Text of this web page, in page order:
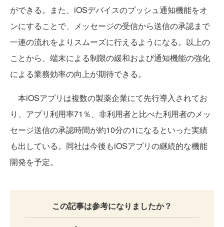
ができる。また、iOSデバイスのプッシュ通知機能をオ
ンにすることで、メッセージの受信から送信の承認まで
一連の流れをよりスムーズに行えるようになる。以上の
ことから、端末による制限の緩和および通知機能の強化
による業務効率の向上が期待できる。
本iOSアプリは複数の製薬企業にて先行導入されてお
り、アプリ利用率71％、非利用者と比べた利用者のメッ
セージ送信の承認時間が約10分の1になるといった実績
も出している。同社は今後もiOSアプリの継続的な機能
開発を予定。
この記事は参考になりましたか？